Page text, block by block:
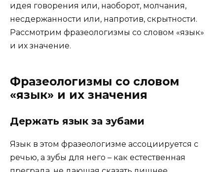
идея говорения или, наоборот, молчания,
несдержанности или, напротив, скрытности.
Рассмотрим фразеологизмы со словом «язык»
и их значение.
Фразеологизмы со словом
«язык» и их значения
Держать язык за зубами
Язык в этом фразеологизме ассоциируется с
речью, а зубы для него – как естественная